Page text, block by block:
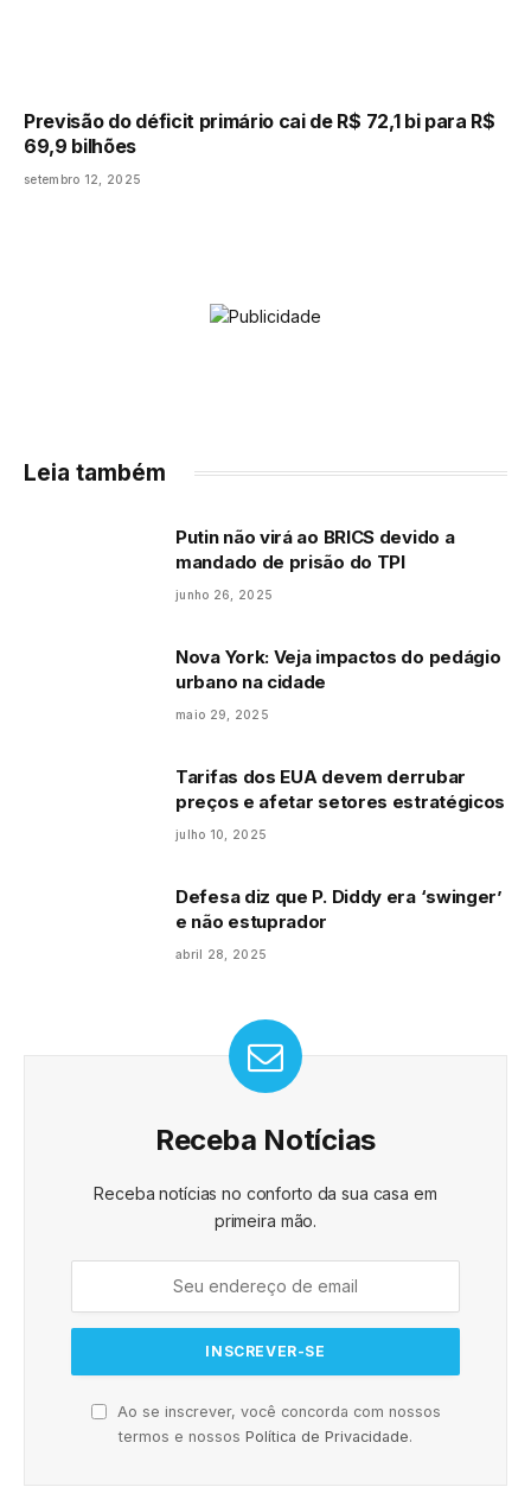
Previsão do déficit primário cai de R$ 72,1 bi para R$
69,9 bilhões
setembro 12, 2025
Leia também
Putin não virá ao BRICS devido a
mandado de prisão do TPI
junho 26, 2025
Nova York: Veja impactos do pedágio
urbano na cidade
maio 29, 2025
Tarifas dos EUA devem derrubar
preços e afetar setores estratégicos
julho 10, 2025
Defesa diz que P. Diddy era ‘swinger’
e não estuprador
abril 28, 2025
Receba Notícias
Receba notícias no conforto da sua casa em
primeira mão.
Ao se inscrever, você concorda com nossos
termos e nossos Política de Privacidade.